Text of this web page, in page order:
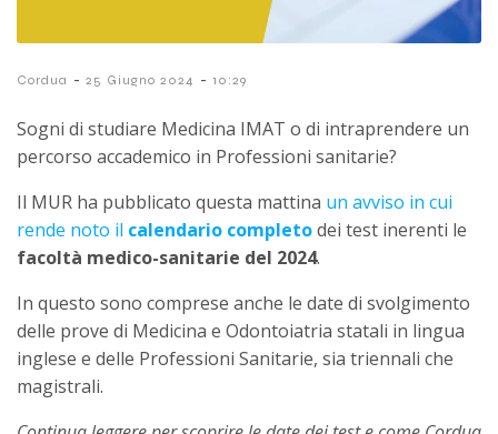
Cordua - 25 Giugno 2024 - 10:29
Sogni di studiare Medicina IMAT o di intraprendere un
percorso accademico in Professioni sanitarie?
Il MUR ha pubblicato questa mattina un avviso in cui
rende noto il calendario completodei test inerenti le
facoltà medico-sanitarie del 2024.
In questo sono comprese anche le date di svolgimento
delle prove di Medicina e Odontoiatria statali in lingua
inglese e delle Professioni Sanitarie, sia triennali che
magistrali.